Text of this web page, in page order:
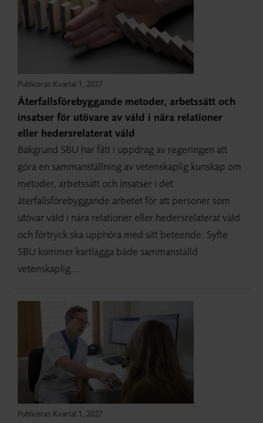
Publiceras Kvartal 1, 2027
Återfallsförebyggande metoder, arbetssätt och
insatser för utövare av våld i nära relationer
eller hedersrelaterat våld
Bakgrund SBU har fått i uppdrag av regeringen att
göra en sammanställning av vetenskaplig kunskap om
metoder, arbetssätt och insatser i det
återfallsförebyggande arbetet för att personer som
utövar våld i nära relationer eller hedersrelaterat våld
och förtryck ska upphöra med sitt beteende. Syfte
SBU kommer kartlägga både sammanställd
vetenskaplig...
Publiceras Kvartal 1, 2027